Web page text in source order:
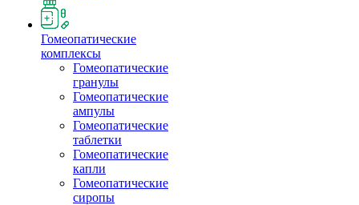
Гомеопатические
комплексы
Гомеопатические
гранулы
Гомеопатические
ампулы
Гомеопатические
таблетки
Гомеопатические
капли
Гомеопатические
сиропы